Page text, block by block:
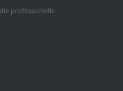
professionelle